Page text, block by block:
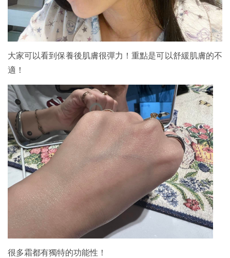
大家可以看到保養後肌膚很彈力！重點是可以舒緩肌膚的不
適！
很多霜都有獨特的功能性！